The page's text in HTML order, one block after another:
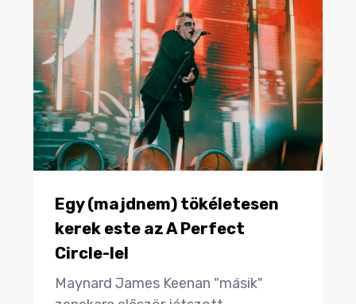
Egy (majdnem) tökéletesen
kerek este az A Perfect
Circle-lel
Maynard James Keenan "másik"